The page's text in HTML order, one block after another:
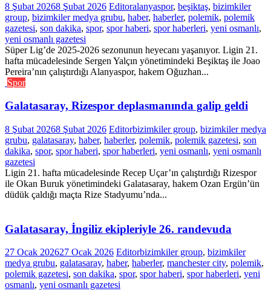
8 Şubat 20268 Şubat 2026 Editoralanyaspor, beşiktaş, bizimkiler
group, bizimkiler medya grubu, haber, haberler, polemik, polemik
gazetesi, son dakika, spor, spor haberi, spor haberleri, yeni osmanlı,
yeni osmanlı gazetesi
Süper Lig’de 2025-2026 sezonunun heyecanı yaşanıyor. Ligin 21.
hafta mücadelesinde Sergen Yalçın yönetimindeki Beşiktaş ile Joao
Pereira’nın çalıştırdığı Alanyaspor, hakem Oğuzhan...
Spor
Galatasaray, Rizespor deplasmanında galip geldi
8 Şubat 20268 Şubat 2026 Editorbizimkiler group, bizimkiler medya
grubu, galatasaray, haber, haberler, polemik, polemik gazetesi, son
dakika, spor, spor haberi, spor haberleri, yeni osmanlı, yeni osmanlı
gazetesi
Ligin 21. hafta mücadelesinde Recep Uçar’ın çalıştırdığı Rizespor
ile Okan Buruk yönetimindeki Galatasaray, hakem Ozan Ergün’ün
düdük çaldığı maçta Rize Stadyumu’nda...
Galatasaray, İngiliz ekipleriyle 26. randevuda
27 Ocak 202627 Ocak 2026 Editorbizimkiler group, bizimkiler
medya grubu, galatasaray, haber, haberler, manchester city, polemik,
polemik gazetesi, son dakika, spor, spor haberi, spor haberleri, yeni
osmanlı, yeni osmanlı gazetesi